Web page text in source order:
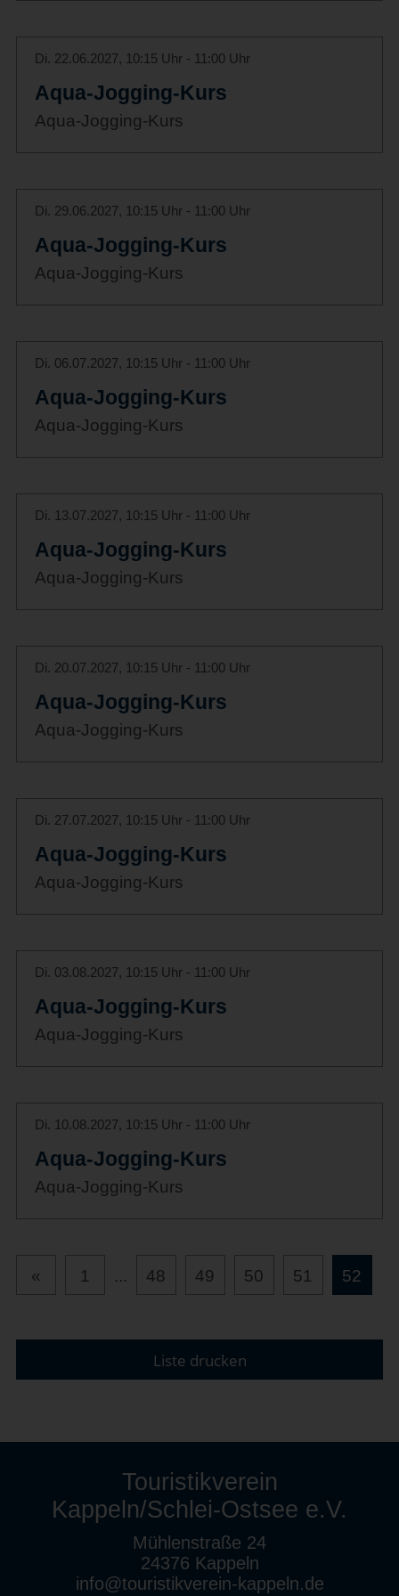
Di. 22.06.2027, 10:15 Uhr - 11:00 Uhr
Aqua-Jogging-Kurs
Aqua-Jogging-Kurs
Di. 29.06.2027, 10:15 Uhr - 11:00 Uhr
Aqua-Jogging-Kurs
Aqua-Jogging-Kurs
Di. 06.07.2027, 10:15 Uhr - 11:00 Uhr
Aqua-Jogging-Kurs
Aqua-Jogging-Kurs
Di. 13.07.2027, 10:15 Uhr - 11:00 Uhr
Aqua-Jogging-Kurs
Aqua-Jogging-Kurs
Di. 20.07.2027, 10:15 Uhr - 11:00 Uhr
Aqua-Jogging-Kurs
Aqua-Jogging-Kurs
Di. 27.07.2027, 10:15 Uhr - 11:00 Uhr
Aqua-Jogging-Kurs
Aqua-Jogging-Kurs
Di. 03.08.2027, 10:15 Uhr - 11:00 Uhr
Aqua-Jogging-Kurs
Aqua-Jogging-Kurs
Di. 10.08.2027, 10:15 Uhr - 11:00 Uhr
Aqua-Jogging-Kurs
Aqua-Jogging-Kurs
« 1 ... 48 49 50 51 52
Liste drucken
Touristikverein
Kappeln/Schlei-Ostsee e.V.
Mühlenstraße 24
24376 Kappeln
info@touristikverein-kappeln.de